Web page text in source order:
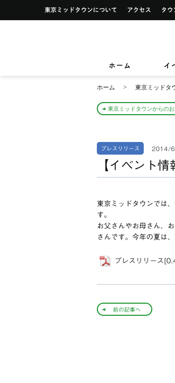
東京ミッドタウンに
アクセス
ショップ検索
フロアガイド
レストラン＆フ
フロアガイド
TOKYO MIDTOWN
東京ミッドタウンクリニッ
サービス案内ト
小さなお子様
ホーム 東京ミッドタ
東京ミッドタウンからの
プレスリリース 2014/
【イベント
東京ミッドタウンでは
す。
お父さんやお母さん、
さんです。今年の夏は
プレスリリース
前の記事へ